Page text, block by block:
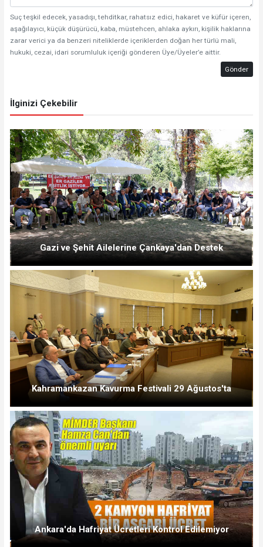
Suç teşkil edecek, yasadışı, tehditkar, rahatsız edici, hakaret ve küfür içeren,
aşağılayıcı, küçük düşürücü, kaba, müstehcen, ahlaka aykırı, kişilik haklarına
zarar verici ya da benzeri niteliklerde içeriklerden doğan her türlü mali,
hukuki, cezai, idari sorumluluk içeriği gönderen Üye/Üyeler’e aittir.
Gönder
İlginizi Çekebilir
Gazi ve Şehit Ailelerine Çankaya'dan Destek
Kahramankazan Kavurma Festivali 29 Ağustos'ta
Ankara'da Hafriyat Ücretleri Kontrol Edilemiyor